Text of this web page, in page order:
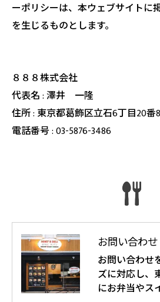
ーポリシーは、本ウェブサイトに
を生じるものとします。
８８８株式会社
代表名 : 澤井 一隆
住所 : 東京都葛飾区立石6丁目20番
電話番号 : 03-5876-3486
お問い合わせ
お問い合わせ
ズに対応し、
にお弁当やス